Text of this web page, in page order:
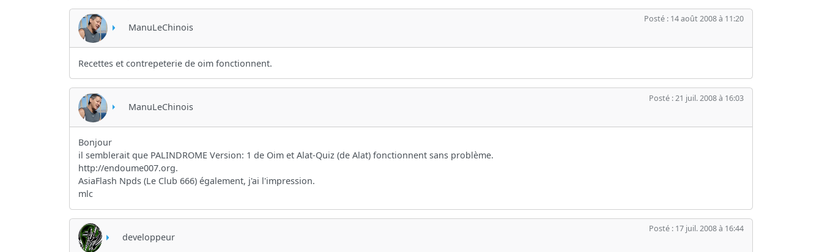
ManuLeChinois
Posté : 14 août 2008 à 11:20
Recettes et contrepeterie de oim fonctionnent.
ManuLeChinois
Posté : 21 juil. 2008 à 16:03
Bonjour
il semblerait que PALINDROME Version: 1 de Oim et Alat-Quiz (de Alat) fonctionnent sans problème.
http://endoume007.org.
AsiaFlash Npds (Le Club 666) également, j'ai l'impression.
mlc
developpeur
Posté : 17 juil. 2008 à 16:44